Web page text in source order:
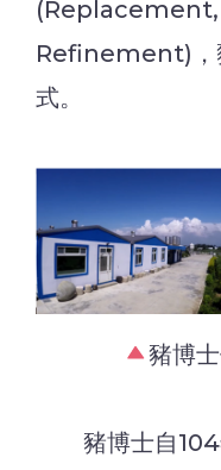
Refinement)，
式。
豬博
豬博士自104